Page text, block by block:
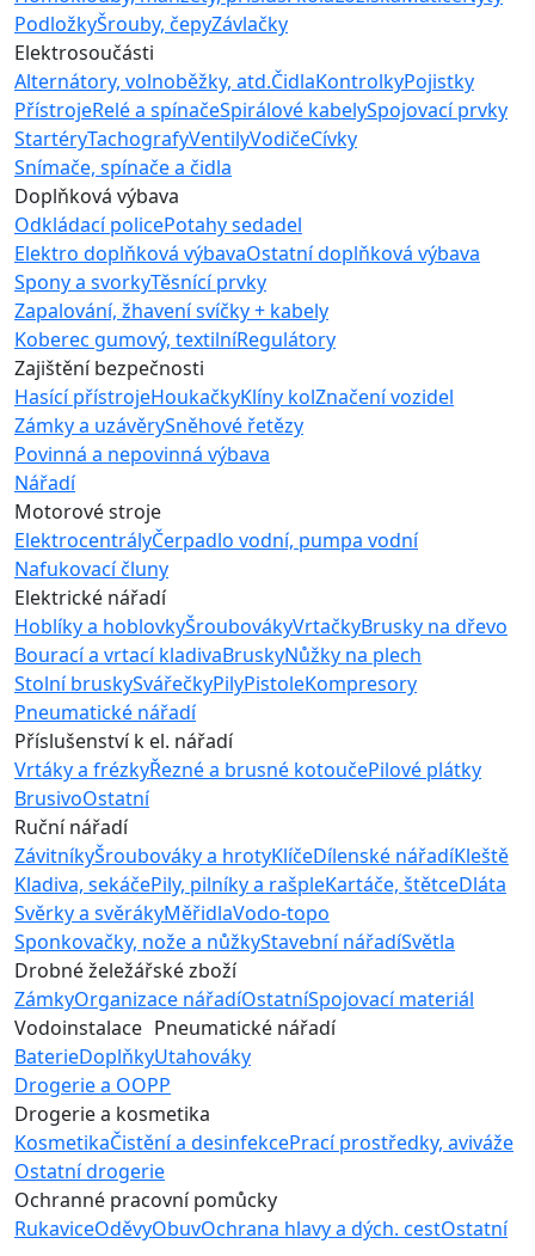
PodložkyŠrouby, čepyZávlačky
Elektrosoučásti
Alternátory, volnoběžky, atd.ČidlaKontrolkyPojistky
PřístrojeRelé a spínačeSpirálové kabelySpojovací prvky
StartéryTachografyVentilyVodičeCívky
Snímače, spínače a čidla
Doplňková výbava
Odkládací policePotahy sedadel
Elektro doplňková výbavaOstatní doplňková výbava
Spony a svorkyTěsnící prvky
Zapalování, žhavení svíčky + kabely
Koberec gumový, textilníRegulátory
Zajištění bezpečnosti
Hasící přístrojeHoukačkyKlíny kolZnačení vozidel
Zámky a uzávěrySněhové řetězy
Povinná a nepovinná výbava
Nářadí
Motorové stroje
ElektrocentrályČerpadlo vodní, pumpa vodní
Nafukovací čluny
Elektrické nářadí
Hoblíky a hoblovkyŠroubovákyVrtačkyBrusky na dřevo
Bourací a vrtací kladivaBruskyNůžky na plech
Stolní bruskySvářečkyPilyPistoleKompresory
Pneumatické nářadí
Příslušenství k el. nářadí
Vrtáky a frézkyŘezné a brusné kotoučePilové plátky
BrusivoOstatní
Ruční nářadí
ZávitníkyŠroubováky a hrotyKlíčeDílenské nářadíKleště
Kladiva, sekáčePily, pilníky a rašpleKartáče, štětceDláta
Svěrky a svěrákyMěřidlaVodo-topo
Sponkovačky, nože a nůžkyStavební nářadíSvětla
Drobné želežářské zboží
ZámkyOrganizace nářadíOstatníSpojovací materiál
Vodoinstalace
BaterieDoplňky
Pneumatické nářadí
Utahováky
Drogerie a OOPP
Drogerie a kosmetika
KosmetikaČistění a desinfekcePrací prostředky, aviváže
Ostatní drogerie
Ochranné pracovní pomůcky
RukaviceOděvyObuvOchrana hlavy a dých. cestOstatní